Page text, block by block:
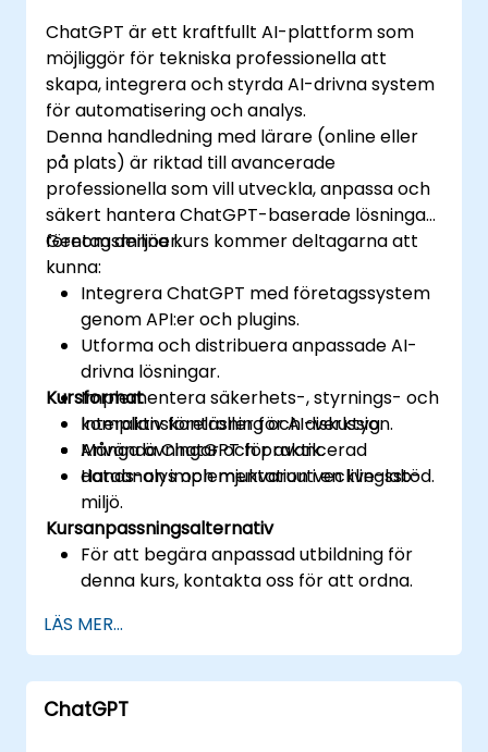
ChatGPT är ett kraftfullt AI-plattform som
möjliggör för tekniska professionella att
skapa, integrera och styrda AI-drivna system
för automatisering och analys.
Denna handledning med lärare (online eller
på plats) är riktad till avancerade
professionella som vill utveckla, anpassa och
säkert hantera ChatGPT-baserade lösningar i
företagsmiljöer.
Genom denna kurs kommer deltagarna att
kunna:
Integrera ChatGPT med företagssystem
genom API:er och plugins.
Utforma och distribuera anpassade AI-
drivna lösningar.
Implementera säkerhets-, styrnings- och
komplianskontroller för AI-verktyg.
Använda ChatGPT för avancerad
dataanalys och mjukvaruutvecklingsstöd.
Kursformat
Interaktiv föreläsning och diskussion.
Många övningar och praktik.
Hands-on implementation i en live-lab-
miljö.
Kursanpassningsalternativ
För att begära anpassad utbildning för
denna kurs, kontakta oss för att ordna.
LÄS MER...
ChatGPT